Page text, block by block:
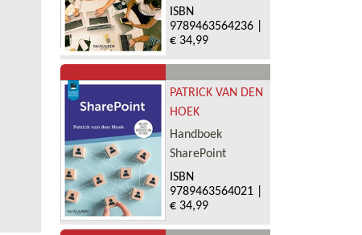
ISBN
9789463564236|
€ 34,99
PATRICK VAN DEN
HOEK
Handboek
SharePoint
ISBN
9789463564021|
€ 34,99